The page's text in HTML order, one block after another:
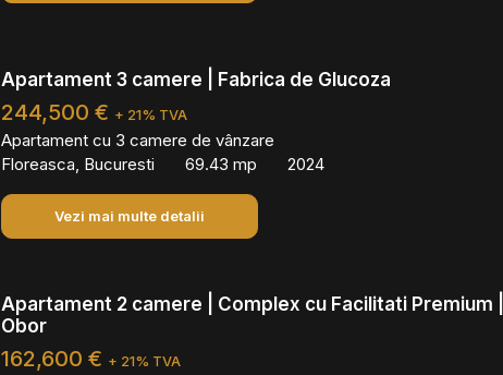
Apartament 3 camere | Fabrica de Glucoza
244,500 € + 21% TVA
Apartament cu 3 camere de vânzare
Floreasca, Bucuresti
69.43 mp 2024
Vezi mai multe detalii
Apartament 2 camere | Complex cu Facilitati Premium
Obor
162,600 € + 21% TVA